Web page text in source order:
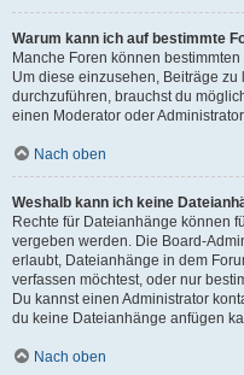
Warum kann ich auf bestimmte
Manche Foren können
Um diese einzusehen, Beiträge
durchzuführen, brauchst du
einen Moderator oder
Nach oben
Weshalb kann ich keine
Rechte für Dateianhänge können
vergeben werden. Die Board-
erlaubt, Dateianhänge in dem
verfassen möchtest, oder nur
Du kannst einen Administrator
du keine Dateianhänge anfügen
Nach oben